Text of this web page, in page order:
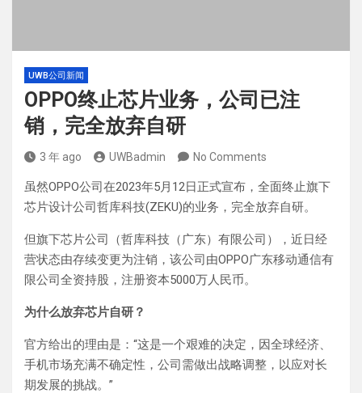
UWB公司新闻
OPPO终止芯片业务，公司已注
销，完全放弃自研
3 年 ago UWBadmin No Comments
虽然OPPO公司在2023年5月12日正式宣布，全面终止旗下
芯片设计公司哲库科技(ZEKU)的业务，完全放弃自研。
但旗下芯片公司（哲库科技（广东）有限公司），近日经
营状态由存续变更为注销，该公司由OPPO广东移动通信有
限公司全资持股，注册资本5000万人民币。
为什么放弃芯片自研？
官方给出的理由是：“这是一个艰难的决定，因全球经济、
手机市场充满不确定性，公司需做出战略调整，以应对长
期发展的挑战。”